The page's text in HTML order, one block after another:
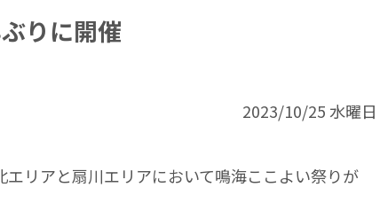
りに開催
2023/10/25 水曜日
リアと扇川エリアにおいて鳴海ここよい祭りが